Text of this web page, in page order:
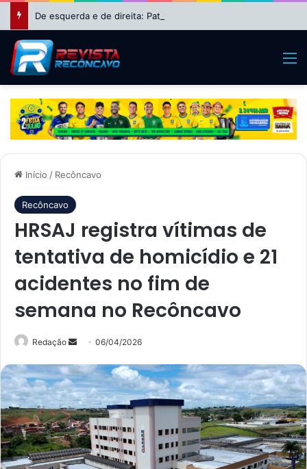
Início / Recôncavo
Recôncavo
HRSAJ registra vítimas de
tentativa de homicídio e 21
acidentes no fim de
semana no Recôncavo
Redação
Mande
e-
mail
06/04/2026